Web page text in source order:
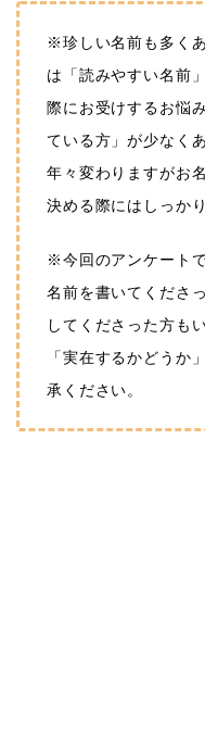
※珍しい名前も多く
は「読みやすい名前
際にお受けするお悩
ている方」が少なく
年々変わりますがお
決める際にはしっか
※今回のアンケート
名前を書いてくださ
してくださった方も
「実在するかどうか
承ください。